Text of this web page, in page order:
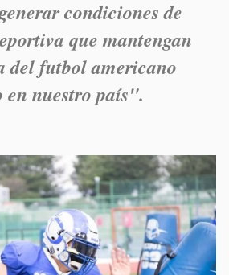
condiciones de
que mantengan
del futbol americano
nuestro país".